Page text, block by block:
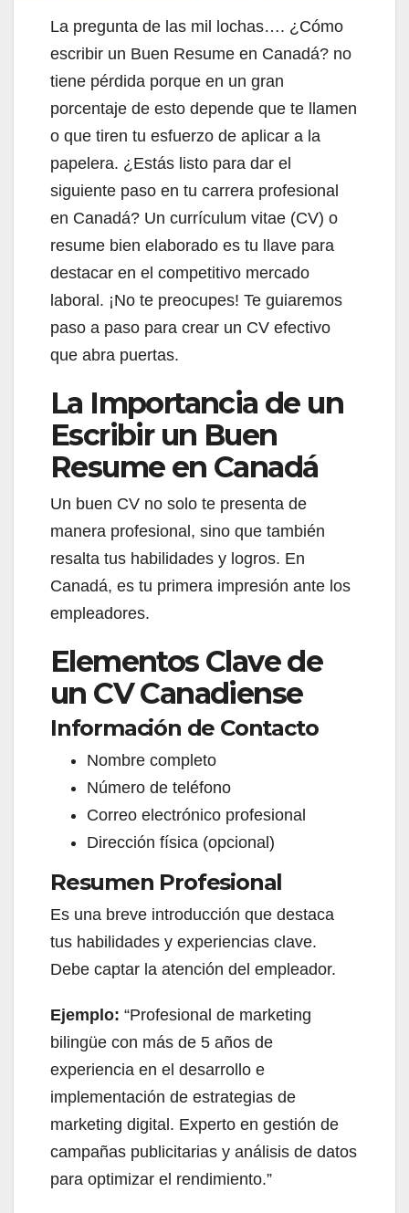
La pregunta de las mil lochas…. ¿Cómo
escribir un Buen Resume en Canadá? no
tiene pérdida porque en un gran
porcentaje de esto depende que te llamen
o que tiren tu esfuerzo de aplicar a la
papelera. ¿Estás listo para dar el
siguiente paso en tu carrera profesional
en Canadá? Un currículum vitae (CV) o
resume bien elaborado es tu llave para
destacar en el competitivo mercado
laboral. ¡No te preocupes! Te guiaremos
paso a paso para crear un CV efectivo
que abra puertas.
La Importancia de un
Escribir un Buen
Resume en Canadá
Un buen CV no solo te presenta de
manera profesional, sino que también
resalta tus habilidades y logros. En
Canadá, es tu primera impresión ante los
empleadores.
Elementos Clave de
un CV Canadiense
Información de Contacto
Nombre completo
Número de teléfono
Correo electrónico profesional
Dirección física (opcional)
Resumen Profesional
Es una breve introducción que destaca
tus habilidades y experiencias clave.
Debe captar la atención del empleador.
Ejemplo: “Profesional de marketing
bilingüe con más de 5 años de
experiencia en el desarrollo e
implementación de estrategias de
marketing digital. Experto en gestión de
campañas publicitarias y análisis de datos
para optimizar el rendimiento.”